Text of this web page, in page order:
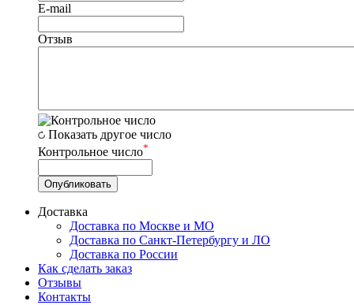
E-mail
Отзыв
Показать другое число
Контрольное число*
Доставка
Доставка по Москве и МО
Доставка по Санкт-Петербургу и ЛО
Доставка по России
Как сделать заказ
Отзывы
Контакты